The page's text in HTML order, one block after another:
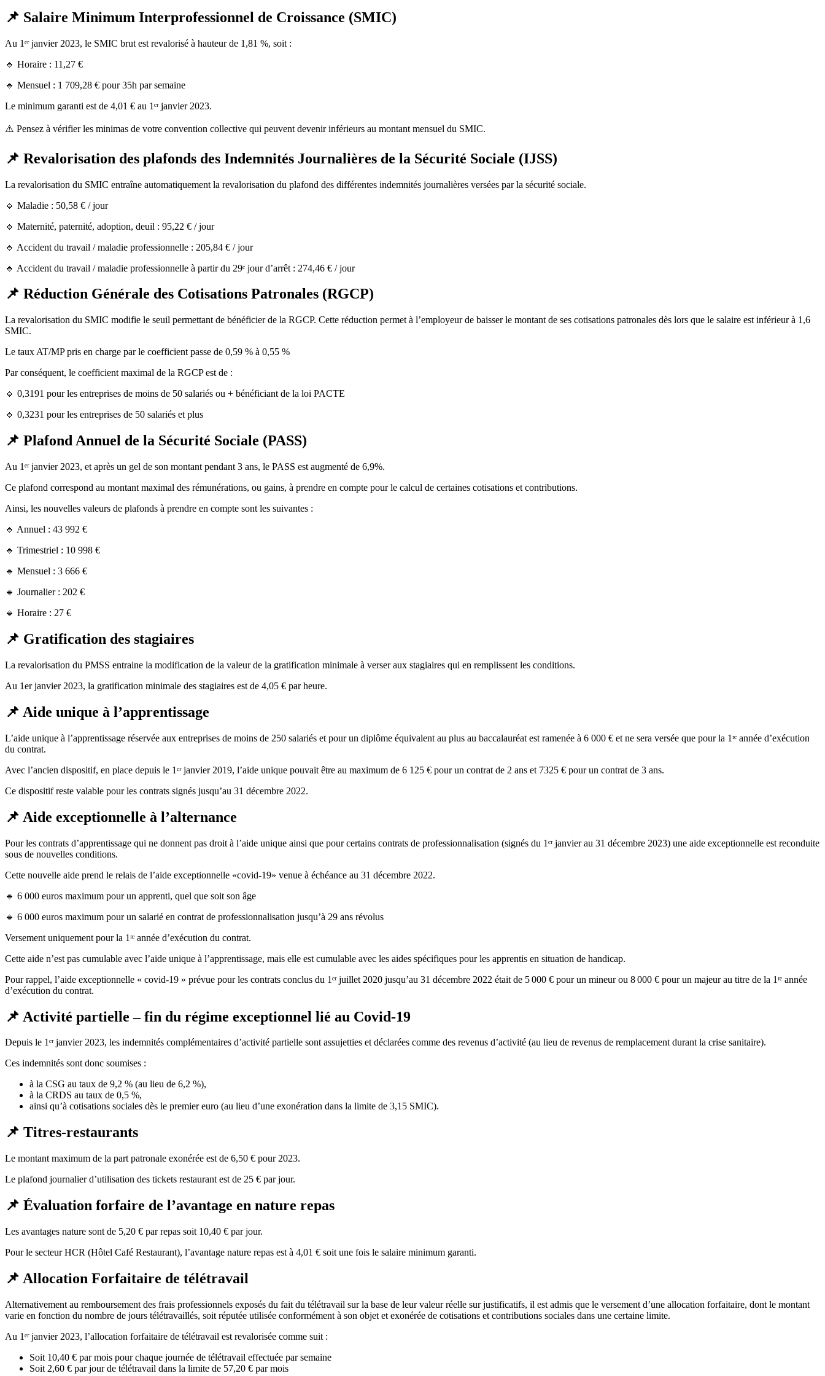
📌 Salaire Minimum Interprofessionnel de Croissance (SMIC)
Au 1ᵉʳ janvier 2023, le SMIC brut est revalorisé à hauteur de 1,81 %, soit :
🔹 Horaire : 11,27 €
🔹 Mensuel : 1 709,28 € pour 35h par semaine
Le minimum garanti est de 4,01 € au 1ᵉʳ janvier 2023.
⚠️ Pensez à vérifier les minimas de votre convention collective qui peuvent devenir inférieurs au montant mensuel du SMIC.
📌 Revalorisation des plafonds des Indemnités Journalières de la Sécurité Sociale (IJSS)
La revalorisation du SMIC entraîne automatiquement la revalorisation du plafond des différentes indemnités journalières versées par la sécurité sociale.
🔹 Maladie : 50,58 € / jour
🔹 Maternité, paternité, adoption, deuil : 95,22 € / jour
🔹 Accident du travail / maladie professionnelle : 205,84 € / jour
🔹 Accident du travail / maladie professionnelle à partir du 29ᵉ jour d’arrêt : 274,46 € / jour
📌 Réduction Générale des Cotisations Patronales (RGCP)
La revalorisation du SMIC modifie le seuil permettant de bénéficier de la RGCP. Cette réduction permet à l’employeur de baisser le montant de ses cotisations patronales dès lors que le salaire est inférieur à 1,6
SMIC.
Le taux AT/MP pris en charge par le coefficient passe de 0,59 % à 0,55 %
Par conséquent, le coefficient maximal de la RGCP est de :
🔹 0,3191 pour les entreprises de moins de 50 salariés ou + bénéficiant de la loi PACTE
🔹 0,3231 pour les entreprises de 50 salariés et plus
📌 Plafond Annuel de la Sécurité Sociale (PASS)
Au 1ᵉʳ janvier 2023, et après un gel de son montant pendant 3 ans, le PASS est augmenté de 6,9%.
Ce plafond correspond au montant maximal des rémunérations, ou gains, à prendre en compte pour le calcul de certaines cotisations et contributions.
Ainsi, les nouvelles valeurs de plafonds à prendre en compte sont les suivantes :
🔹 Annuel : 43 992 €
🔹 Trimestriel : 10 998 €
🔹 Mensuel : 3 666 €
🔹 Journalier : 202 €
🔹 Horaire : 27 €
📌 Gratification des stagiaires
La revalorisation du PMSS entraine la modification de la valeur de la gratification minimale à verser aux stagiaires qui en remplissent les conditions.
Au 1er janvier 2023, la gratification minimale des stagiaires est de 4,05 € par heure.
📌 Aide unique à l’apprentissage
L’aide unique à l’apprentissage réservée aux entreprises de moins de 250 salariés et pour un diplôme équivalent au plus au baccalauréat est ramenée à 6 000 € et ne sera versée que pour la 1ʳᵉ année d’exécution
du contrat.
Avec l’ancien dispositif, en place depuis le 1ᵉʳ janvier 2019, l’aide unique pouvait être au maximum de 6 125 € pour un contrat de 2 ans et 7325 € pour un contrat de 3 ans.
Ce dispositif reste valable pour les contrats signés jusqu’au 31 décembre 2022.
📌 Aide exceptionnelle à l’alternance
Pour les contrats d’apprentissage qui ne donnent pas droit à l’aide unique ainsi que pour certains contrats de professionnalisation (signés du 1ᵉʳ janvier au 31 décembre 2023) une aide exceptionnelle est reconduite
sous de nouvelles conditions.
Cette nouvelle aide prend le relais de l’aide exceptionnelle «covid-19» venue à échéance au 31 décembre 2022.
🔹 6 000 euros maximum pour un apprenti, quel que soit son âge
🔹 6 000 euros maximum pour un salarié en contrat de professionnalisation jusqu’à 29 ans révolus
Versement uniquement pour la 1ʳᵉ année d’exécution du contrat.
Cette aide n’est pas cumulable avec l’aide unique à l’apprentissage, mais elle est cumulable avec les aides spécifiques pour les apprentis en situation de handicap.
Pour rappel, l’aide exceptionnelle « covid-19 » prévue pour les contrats conclus du 1ᵉʳ juillet 2020 jusqu’au 31 décembre 2022 était de 5 000 € pour un mineur ou 8 000 € pour un majeur au titre de la 1ʳᵉ année
d’exécution du contrat.
📌 Activité partielle – fin du régime exceptionnel lié au Covid-19
Depuis le 1ᵉʳ janvier 2023, les indemnités complémentaires d’activité partielle sont assujetties et déclarées comme des revenus d’activité (au lieu de revenus de remplacement durant la crise sanitaire).
Ces indemnités sont donc soumises :
à la CSG au taux de 9,2 % (au lieu de 6,2 %),
à la CRDS au taux de 0,5 %,
ainsi qu’à cotisations sociales dès le premier euro (au lieu d’une exonération dans la limite de 3,15 SMIC).
📌 Titres-restaurants
Le montant maximum de la part patronale exonérée est de 6,50 € pour 2023.
Le plafond journalier d’utilisation des tickets restaurant est de 25 € par jour.
📌 Évaluation forfaire de l’avantage en nature repas
Les avantages nature sont de 5,20 € par repas soit 10,40 € par jour.
Pour le secteur HCR (Hôtel Café Restaurant), l’avantage nature repas est à 4,01 € soit une fois le salaire minimum garanti.
📌 Allocation Forfaitaire de télétravail
Alternativement au remboursement des frais professionnels exposés du fait du télétravail sur la base de leur valeur réelle sur justificatifs, il est admis que le versement d’une allocation forfaitaire, dont le montant
varie en fonction du nombre de jours télétravaillés, soit réputée utilisée conformément à son objet et exonérée de cotisations et contributions sociales dans une certaine limite.
Au 1ᵉʳ janvier 2023, l’allocation forfaitaire de télétravail est revalorisée comme suit :
Soit 10,40 € par mois pour chaque journée de télétravail effectuée par semaine
Soit 2,60 € par jour de télétravail dans la limite de 57,20 € par mois